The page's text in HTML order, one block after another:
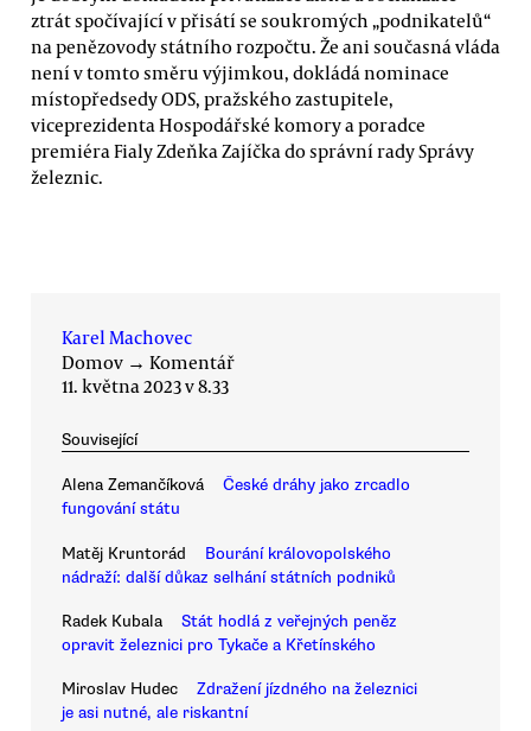
ztrát spočívající v přisátí se soukromých „podnikatelů“
na penězovody státního rozpočtu. Že ani současná vláda
není v tomto směru výjimkou, dokládá nominace
místopředsedy ODS, pražského zastupitele,
viceprezidenta Hospodářské komory a poradce
premiéra Fialy Zdeňka Zajíčka do správní rady Správy
železnic.
Karel Machovec
Domov → Komentář
11. května 2023 v 8.33
Související
Alena Zemančíková
České dráhy jako zrcadlo
fungování státu
Matěj Kruntorád
Bourání královopolského
nádraží: další důkaz selhání státních podniků
Radek Kubala
Stát hodlá z veřejných peněz
opravit železnici pro Tykače a Křetínského
Miroslav Hudec
Zdražení jízdného na železnici
je asi nutné, ale riskantní